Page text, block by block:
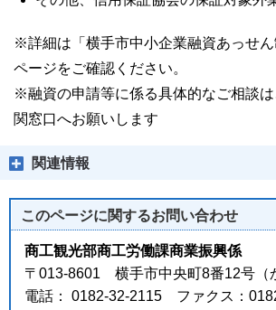
※詳細は「横手市中小企業融資あっせん
ページをご確認ください。
※融資の申請等に係る具体的なご相談
関窓口へお願いします
関連情報
このページに関するお問い合わせ
商工観光部商工労働課商業振興係
〒013-8601 横手市中央町8番12号（
電話： 0182-32-2115 ファクス：